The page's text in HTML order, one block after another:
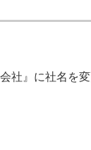
ス イベント
中古印刷機・製本
社』に社名を変